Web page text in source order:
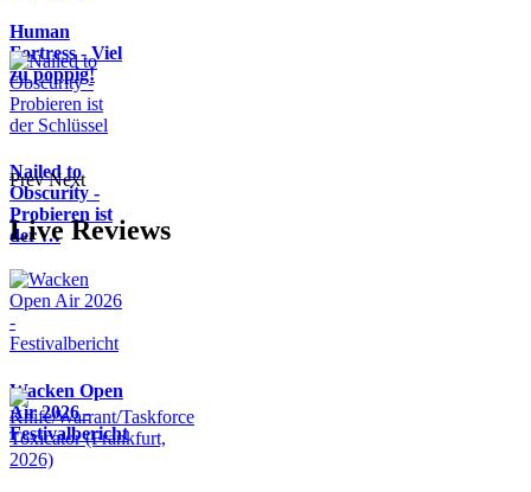
Human
Fortress - Viel
zu poppig!
Nailed to
Obscurity -
Probieren ist
der …
Prev Next
Live Reviews
Wacken Open
Air 2026 -
Festivalbericht